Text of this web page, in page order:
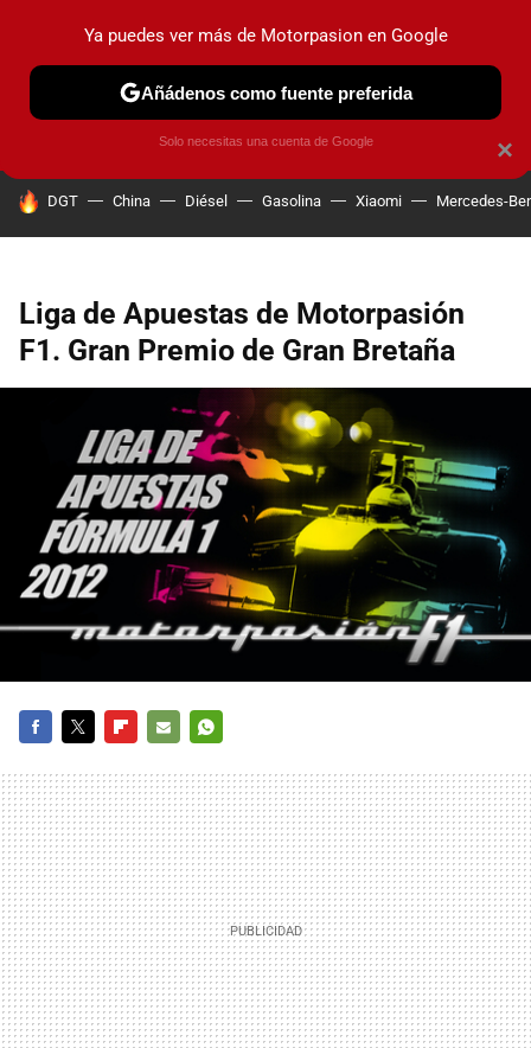
PRUEBAS COCHES ELÉCTRICOS OBSERVATORIO
HOY SE HABLA DE
DGT China Diésel Gasolina Xiaomi Mercedes-
Liga de Apuestas de Motorpasión
F1. Gran Premio de Gran Bretaña
MAIL
×
Ya puedes ver más de Motorpasion en Google
Añádenos como fuente preferida
Solo necesitas una cuenta de Google